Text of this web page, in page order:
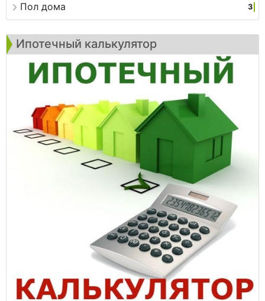
Пол дома 3
Ипотечный калькулятор